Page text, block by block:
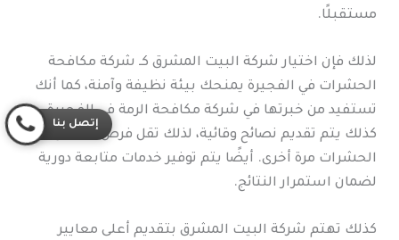
مستقبلًا.
لذلك فإن اختيار شركة البيت المشرق كـ شركة مكافحة
الحشرات في الفجيرة يمنحك بيئة نظيفة وآمنة، كما أنك
تستفيد من خبرتها في شركة مكافحة الرمة في الفجيرة،
كذلك يتم تقديم نصائح وقائية، لذلك تقل فرص انتشار
الحشرات مرة أخرى. أيضًا يتم توفير خدمات متابعة دورية
لضمان استمرار النتائج.
كذلك تهتم شركة البيت المشرق بتقديم أعلى معايير
إتصل بنا